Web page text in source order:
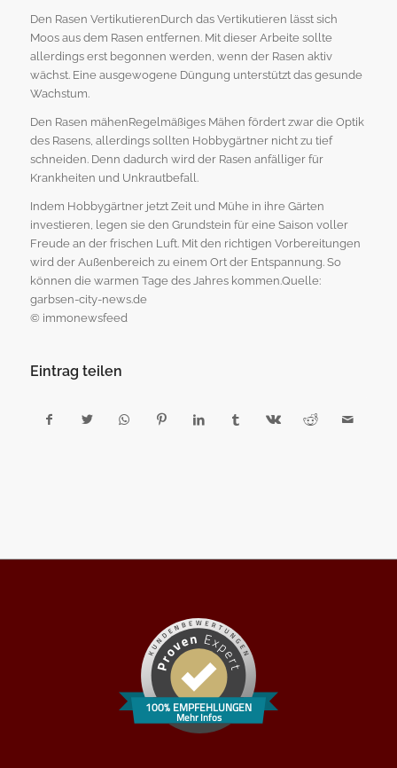
Den Rasen VertikutierenDurch das Vertikutieren lässt sich
Moos aus dem Rasen entfernen. Mit dieser Arbeite sollte
allerdings erst begonnen werden, wenn der Rasen aktiv
wächst. Eine ausgewogene Düngung unterstützt das gesunde
Wachstum.
Den Rasen mähenRegelmäßiges Mähen fördert zwar die Optik
des Rasens, allerdings sollten Hobbygärtner nicht zu tief
schneiden. Denn dadurch wird der Rasen anfälliger für
Krankheiten und Unkrautbefall.
Indem Hobbygärtner jetzt Zeit und Mühe in ihre Gärten
investieren, legen sie den Grundstein für eine Saison voller
Freude an der frischen Luft. Mit den richtigen Vorbereitungen
wird der Außenbereich zu einem Ort der Entspannung. So
können die warmen Tage des Jahres kommen.Quelle:
garbsen-city-news.de
© immonewsfeed
Eintrag teilen
100% EMPFEHLUNGEN
Mehr Infos